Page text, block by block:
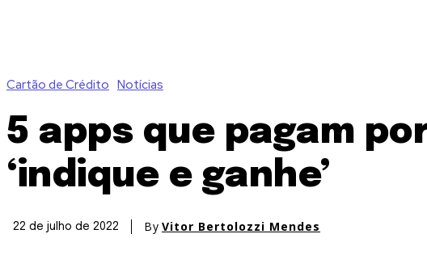
Cartão de Crédito Notícias
5 apps que pagam
‘indique e ganhe’
22 de julho de 2022 By Vitor Bertolozzi Mendes